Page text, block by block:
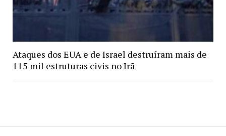
Ataques dos EUA e de Israel destruíram mais de
115 mil estruturas civis no Irã